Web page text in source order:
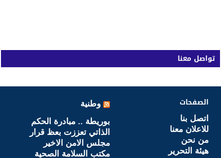
تواصل معنا
الصفحات
اتصل بنا
للاعلان معنا
من نحن
هيئة التحرير
وطنية
بوريطة .. مبادرة الحكم
الذاتي تعززت بعظ قرار
مجلس الامن الاخير
مكتب السلامة الصحية